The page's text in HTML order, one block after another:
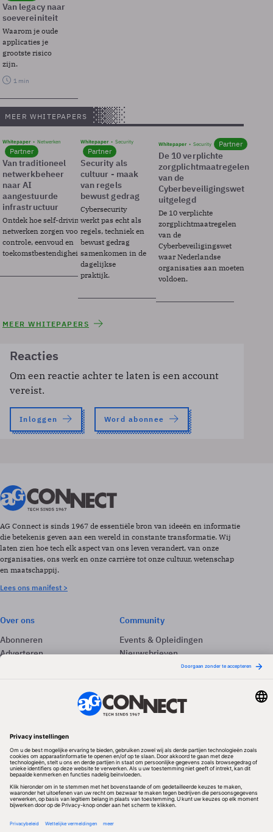
Van legacy naar
soevereiniteit
Waarom je oude
applicaties je
grootste risico
zijn.
1 min
MEER WHITEPAPERS
Whitepaper Netwerken
Partner
Van traditioneel
netwerkbeheer
naar AI
aangestuurde
infrastructuur
Ontdek hoe self-driving
netwerken zorgen voor
controle, eenvoud en
toekomstbestendigheid.
Whitepaper Security
Partner
Security als
cultuur - maak
van regels
bewust gedrag
Cybersecurity
werkt pas echt als
regels, techniek en
bewust gedrag
samenkomen in de
dagelijkse
praktijk.
Whitepaper Security Partner
De 10 verplichte
zorgplichtmaatregelen
van de
Cyberbeveiligingswet
uitgelegd
De 10 verplichte
zorgplichtmaatregelen
van de
Cyberbeveiligingswet
waar Nederlandse
organisaties aan moeten
voldoen.
MEER WHITEPAPERS
Reacties
Om een reactie achter te laten is een account
vereist.
Inloggen Word abonnee
AG Connect is sinds 1967 de essentiële bron van ideeën en informatie
die betekenis geven aan een wereld in constante transformatie. Wij
laten zien hoe tech elk aspect van ons leven verandert, van onze
organisaties, ons werk en onze carrière tot onze cultuur, wetenschap
en maatschappij.
Lees ons manifest >
Over ons
Abonneren
Adverteren
Community
Events & Opleidingen
Nieuwsbrieven
Volg ons
Redactionele partner